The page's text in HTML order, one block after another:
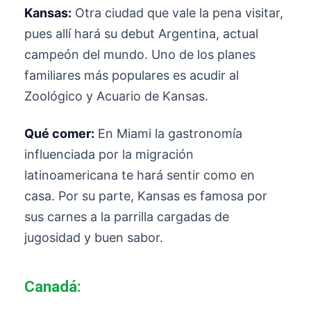
Kansas: Otra ciudad que vale la pena visitar,
pues allí hará su debut Argentina, actual
campeón del mundo. Uno de los planes
familiares más populares es acudir al
Zoológico y Acuario de Kansas.
Qué comer: En Miami la gastronomía
influenciada por la migración
latinoamericana te hará sentir como en
casa. Por su parte, Kansas es famosa por
sus carnes a la parrilla cargadas de
jugosidad y buen sabor.
Canadá: